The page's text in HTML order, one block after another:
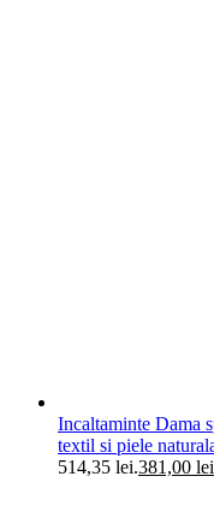
Incaltaminte Dama
textil si piele
514,35 lei.381,00 lei